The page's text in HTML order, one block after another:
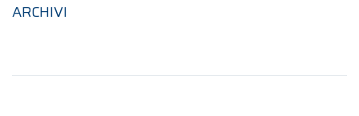
ARCHIVI